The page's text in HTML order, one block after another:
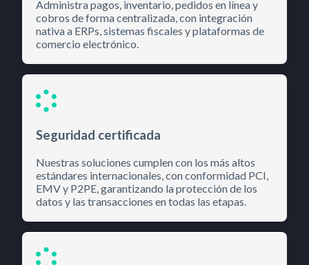
Administra pagos, inventario, pedidos en línea y
cobros de forma centralizada, con integración
nativa a ERPs, sistemas fiscales y plataformas de
comercio electrónico.
Seguridad certificada
Nuestras soluciones cumplen con los más altos
estándares internacionales, con conformidad PCI,
EMV y P2PE, garantizando la protección de los
datos y las transacciones en todas las etapas.